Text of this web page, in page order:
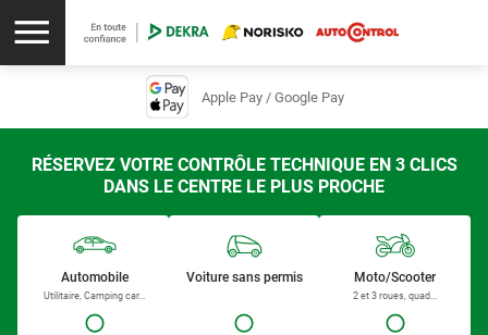
Apple Pay / Google Pay
RÉSERVEZ VOTRE CONTRÔLE TECHNIQUE EN 3 CLICS
DANS LE CENTRE LE PLUS PROCHE
Automobile
Utilitaire, Camping car...
Voiture sans permis Moto/Scooter
2 et 3 roues, quad...